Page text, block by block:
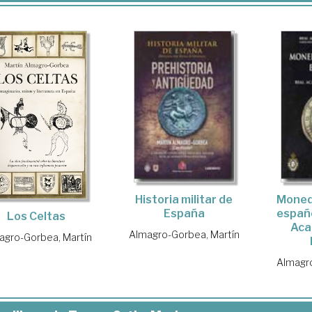
Los Celtas
Gorbea, Martín
Historia militar de
España
Almagro-Gorbea, Martín